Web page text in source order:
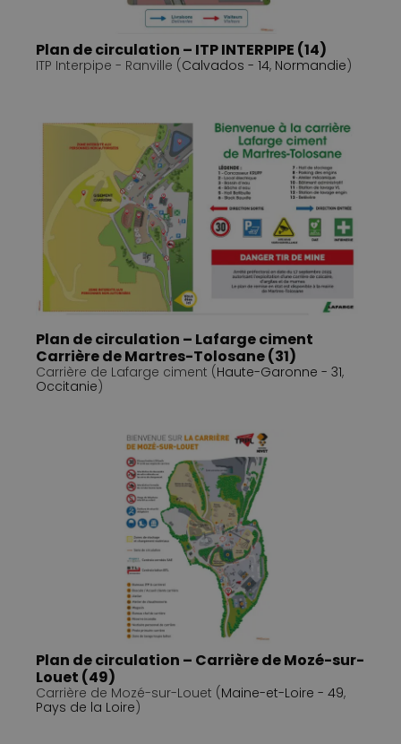
Plan de circulation – ITP INTERPIPE (14)
ITP Interpipe - Ranville (Calvados - 14, Normandie)
Plan de circulation – Lafarge ciment
Carrière de Martres-Tolosane (31)
Carrière de Lafarge ciment (Haute-Garonne - 31,
Occitanie)
Plan de circulation – Carrière de Mozé-sur-
Louet (49)
Carrière de Mozé-sur-Louet (Maine-et-Loire - 49,
Pays de la Loire)